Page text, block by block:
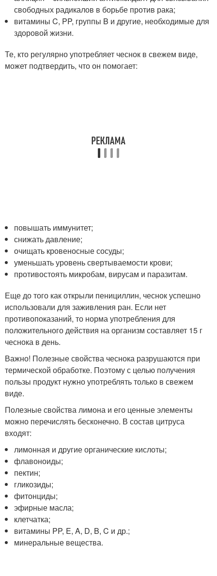
свободных радикалов в борьбе против рака;
витамины C, PP, группы B и другие, необходимые для
здоровой жизни.
Те, кто регулярно употребляет чеснок в свежем виде,
может подтвердить, что он помогает:
повышать иммунитет;
снижать давление;
очищать кровеносные сосуды;
уменьшать уровень свертываемости крови;
противостоять микробам, вирусам и паразитам.
Еще до того как открыли пенициллин, чеснок успешно
использовали для заживления ран. Если нет
противопоказаний, то норма употребления для
положительного действия на организм составляет 15 г
чеснока в день.
Важно! Полезные свойства чеснока разрушаются при
термической обработке. Поэтому с целью получения
пользы продукт нужно употреблять только в свежем
виде.
Полезные свойства лимона и его ценные элементы
можно перечислять бесконечно. В состав цитруса
входят:
лимонная и другие органические кислоты;
флавоноиды;
пектин;
гликозиды;
фитонциды;
эфирные масла;
клетчатка;
витамины PP, E, A, D, B, C и др.;
минеральные вещества.